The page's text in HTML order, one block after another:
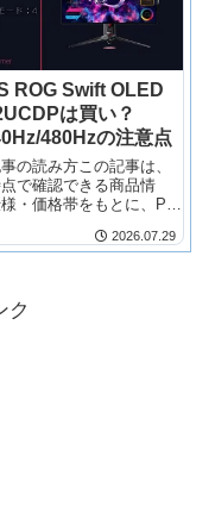
ROG Swift OLED
は買い？
480Hzの注意点
の読み方この記事は、
で確認できる商品情
・価格帯をもとに、PC
2026.07.29
ク